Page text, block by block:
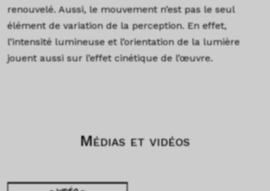
renouvelé. Aussi, le mouvement n’est pas le seul
élément de variation de la perception. En effet,
l’intensité lumineuse et l’orientation de la lumière
jouent aussi sur l’effet cinétique de l’œuvre.
Médias et vidéos